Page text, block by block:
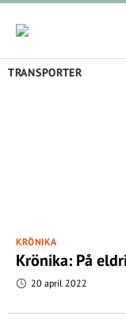
TRANSPORTER
KRÖNIKA
Krönika: På
20 april 2022